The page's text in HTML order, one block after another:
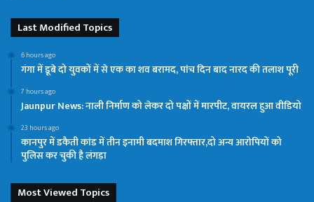
Last Modified Topics
6 hours ago
गंगा में डूबे दो युवकों में से एक का शव बरामद, पांच दिन बाद नारद की तलाश पूरी
7 hours ago
Jaunpur News: नाली निर्माण को लेकर दो पक्षों में मारपीट, वायरल हुआ वीडियो
23 hours ago
कानपुर में डकैती कांड में तीन इनामी बदमाश गिरफ्तार,दो अन्य आरोपियों को
पुलिस कर चुकी है लंगड़ा
Most Viewed Topics